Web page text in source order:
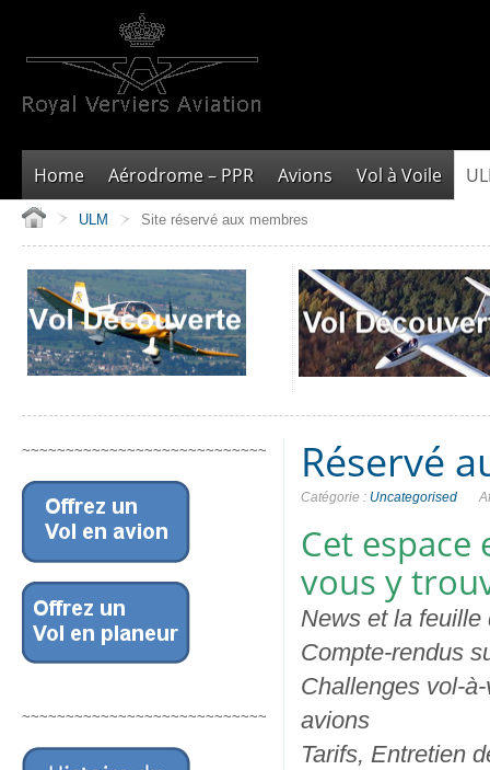
Home Aérodrome – PPR Avions Vol à Voile
ULM Site réservé aux membres
Réservé
Catégorie : Uncategorised
Cet
vous y
News et la
Compte-rendus
Challenges vol-
avions
Tarifs, Entretien
~~~~~~~~~~~~~~~~~~~~~~~~~~~~
~~~~~~~~~~~~~~~~~~~~~~~~~~~~